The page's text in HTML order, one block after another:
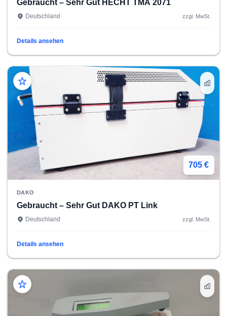
Gebraucht – Sehr Gut HECHT TMA 2071
Deutschland zzgl. MwSt.
Details ansehen
705 €
DAKO
Gebraucht – Sehr Gut DAKO PT Link
Deutschland zzgl. MwSt.
Details ansehen